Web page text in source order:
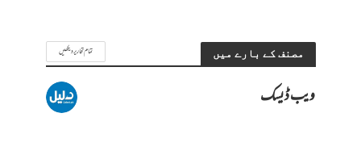
مصنف کے بارے میں تمام تحاریر دیکھیں
ویب ڈیسک